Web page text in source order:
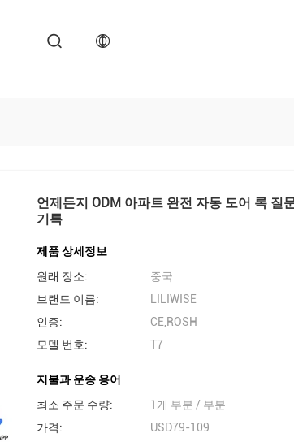
언제든지 ODM 아파트 완전 자동 도어 록 질
기록
제품 상세정보
원래 장소:
중국
브랜드 이름:
LILIWISE
인증:
CE,ROSH
모델 번호:
T7
지불과 운송 용어
최소 주문 수량:
1개 부분 / 부분
가격:
USD79-109